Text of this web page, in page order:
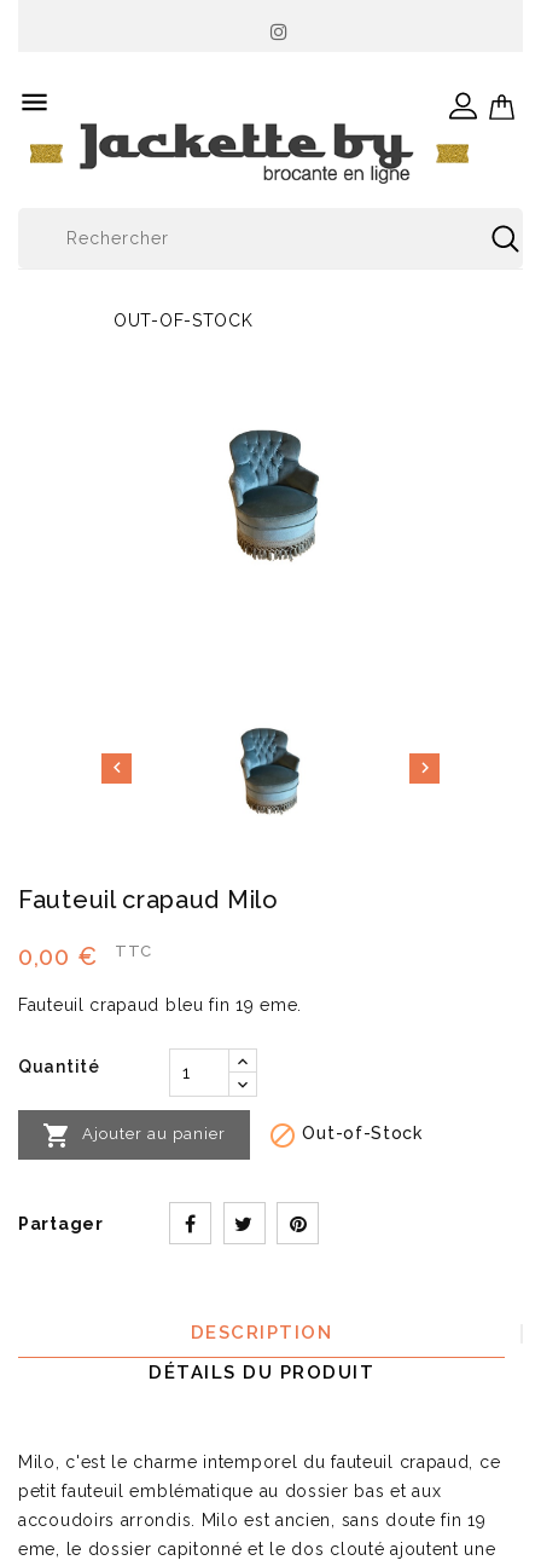

OUT-OF-STOCK
 
Fauteuil crapaud Milo
0,00 €
TTC
Fauteuil crapaud bleu fin 19 eme.
Quantité
 Ajouter au panier  Out-of-Stock
Partager
DESCRIPTION
DÉTAILS DU PRODUIT
Milo, c'est le charme intemporel du fauteuil crapaud, ce
petit fauteuil emblématique au dossier bas et aux
accoudoirs arrondis. Milo est ancien, sans doute fin 19
eme, le dossier capitonné et le dos clouté ajoutent une